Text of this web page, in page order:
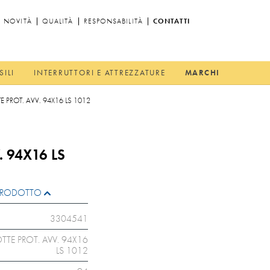
NOVITÀ QUALITÀ RESPONSABILITÀ CONTATTI
INTERRUTTORI E ATTREZZATURE MARCHI
PROT. AVV. 94X16 LS 1012
94X16 LS
3304541
PROT. AVV. 94X16
LS 1012